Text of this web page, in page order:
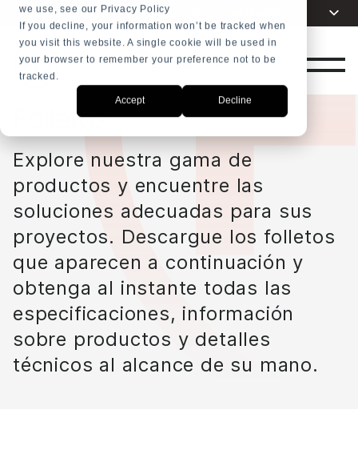
we use, see our Privacy Policy
If you decline, your information won’t be tracked when
you visit this website. A single cookie will be used in
your browser to remember your preference not to be
tracked.
Accept Decline
+31 23 5278282 Elija su idioma
English
French
Russian
Turkish
Chinese
SHOP
Folletos
Explore nuestra gama de
productos y encuentre las
soluciones adecuadas para sus
proyectos. Descargue los folletos
que aparecen a continuación y
obtenga al instante todas las
especificaciones, información
sobre productos y detalles
técnicos al alcance de su mano.